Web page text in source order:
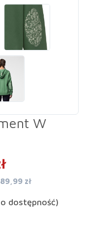
W
zł
dostępność)